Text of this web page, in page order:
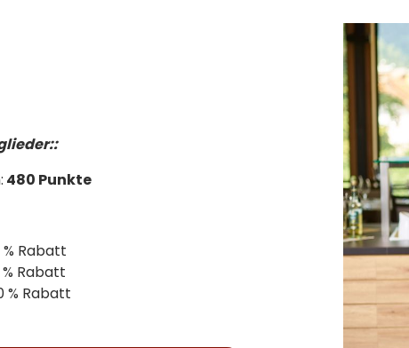
480 Punkte
Rabatt
Rabatt
% Rabatt